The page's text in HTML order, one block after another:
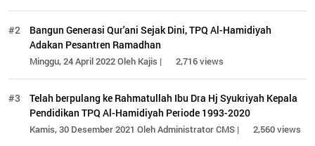
#2
Bangun Generasi Qur'ani Sejak Dini, TPQ Al-Hamidiyah
Adakan Pesantren Ramadhan
Minggu, 24 April 2022 Oleh Kajis | 2,716 views
#3
Telah berpulang ke Rahmatullah Ibu Dra Hj Syukriyah Kepala
Pendidikan TPQ Al-Hamidiyah Periode 1993-2020
Kamis, 30 Desember 2021 Oleh Administrator CMS | 2,560 views